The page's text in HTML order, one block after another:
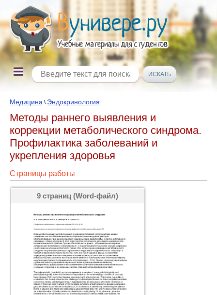
Медицина \ Эндокринология
Методы раннего выявления и
коррекции метаболического синдрома.
Профилактика заболеваний и
укрепления здоровья
Страницы работы
9 страниц (Word-файл)